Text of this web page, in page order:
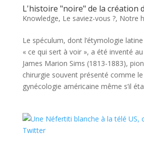
L'histoire "noire" de la création
Knowledge, Le saviez-vous ?, Notre
Le spéculum, dont l’étymologie
« ce qui sert à voir », a été inventé
James Marion Sims (1813-1883),
chirurgie souvent présenté comme
gynécologie américaine même s’il